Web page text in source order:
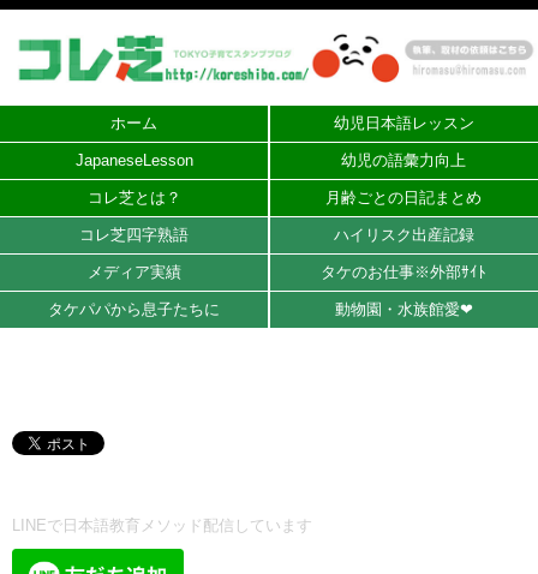
ホーム 幼児日本語レッスン
JapaneseLesson 幼児の語彙力向上
コレ芝とは？ 月齢ごとの日記まとめ
コレ芝四字熟語 ハイリスク出産記録
メディア実績 タケのお仕事※外部ｻｲﾄ
タケパパから息子たちに 動物園・水族館愛❤︎
LINEで日本語教育メソッド配信しています